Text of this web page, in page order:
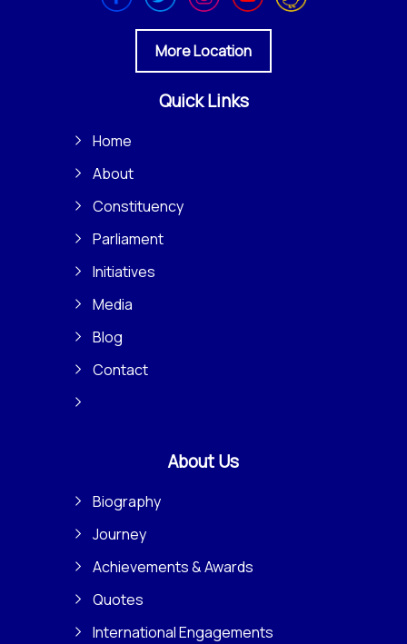
More Location
Quick Links
Home
About
Constituency
Parliament
Initiatives
Media
Blog
Contact
About Us
Biography
Journey
Achievements & Awards
Quotes
International Engagements